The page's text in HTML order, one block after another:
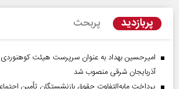
پربازدید پربحث
امیرحسین بهداد به عنوان سرپرست هیئت
آذربایجان شرقی منصوب شد